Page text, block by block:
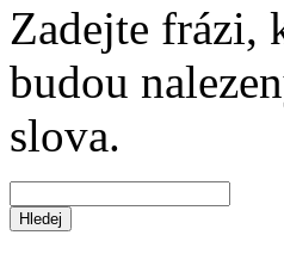
Zadejte frázi,
budou
slova.